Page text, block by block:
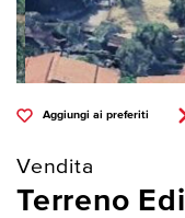
Aggiungi ai preferiti
Vendita
Terreno